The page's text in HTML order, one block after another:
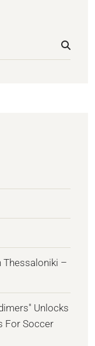
Thessaloniki –
Unlocks
For Soccer